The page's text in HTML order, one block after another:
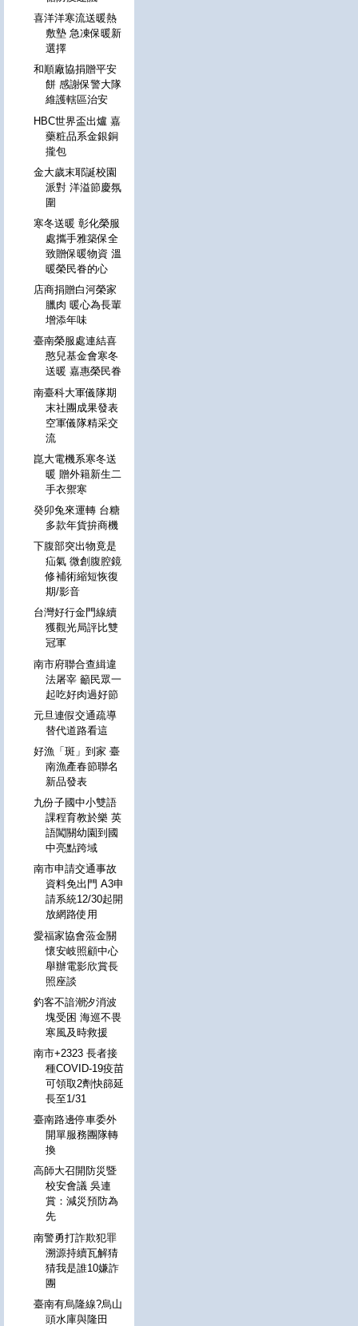
喜洋洋寒流送暖熱
敷墊 急凍保暖新
選擇
和順廠協捐贈平安
餅 感謝保警大隊
維護轄區治安
HBC世界盃出爐 嘉
藥粧品系金銀銅
攏包
金大歲末耶誕校園
派對 洋溢節慶氛
圍
寒冬送暖 彰化榮服
處攜手雅築保全
致贈保暖物資 溫
暖榮民眷的心
店商捐贈白河榮家
臘肉 暖心為長輩
增添年味
臺南榮服處連結喜
憨兒基金會寒冬
送暖 嘉惠榮民眷
南臺科大軍儀隊期
末社團成果發表
空軍儀隊精采交
流
崑大電機系寒冬送
暖 贈外籍新生二
手衣禦寒
癸卯兔來運轉 台糖
多款年貨拚商機
下腹部突出物竟是
疝氣 微創腹腔鏡
修補術縮短恢復
期/影音
台灣好行金門線續
獲觀光局評比雙
冠軍
南市府聯合查緝違
法屠宰 籲民眾一
起吃好肉過好節
元旦連假交通疏導
替代道路看這
好漁「斑」到家 臺
南漁產春節聯名
新品發表
九份子國中小雙語
課程育教於樂 英
語闖關幼園到國
中亮點跨域
南市申請交通事故
資料免出門 A3申
請系統12/30起開
放網路使用
愛福家協會蒞金關
懷安岐照顧中心
舉辦電影欣賞長
照座談
釣客不諳潮汐消波
塊受困 海巡不畏
寒風及時救援
南市+2323 長者接
種COVID-19疫苗
可領取2劑快篩延
長至1/31
臺南路邊停車委外
開單服務團隊轉
換
高師大召開防災暨
校安會議 吳連
賞：減災預防為
先
南警勇打詐欺犯罪
溯源持續瓦解猜
猜我是誰10嫌詐
團
臺南有烏隆線?烏山
頭水庫與隆田